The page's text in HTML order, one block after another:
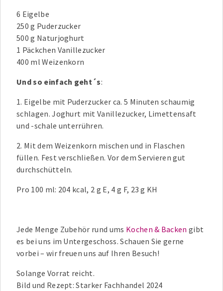
6 Eigelbe
250 g Puderzucker
500 g Naturjoghurt
1 Päckchen Vanillezucker
400 ml Weizenkorn
Und so einfach geht´s:
1. Eigelbe mit Puderzucker ca. 5 Minuten schaumig
schlagen. Joghurt mit Vanillezucker, Limettensaft
und -schale unterrühren.
2. Mit dem Weizenkorn mischen und in Flaschen
füllen. Fest verschließen. Vor dem Servieren gut
durchschütteln.
Pro 100 ml: 204 kcal, 2 g E, 4 g F, 23 g KH
Jede Menge Zubehör rund ums Kochen & Backen gibt
es bei uns im Untergeschoss. Schauen Sie gerne
vorbei – wir freuen uns auf Ihren Besuch!
Solange Vorrat reicht.
Bild und Rezept: Starker Fachhandel 2024